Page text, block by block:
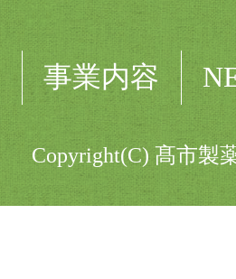
事業内容
Copyright(C) 髙市製